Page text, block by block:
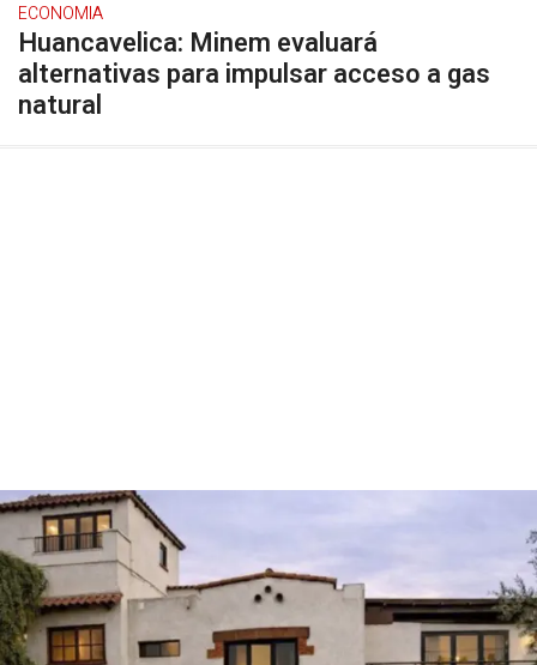
ECONOMIA
Huancavelica: Minem evaluará
alternativas para impulsar acceso a gas
natural